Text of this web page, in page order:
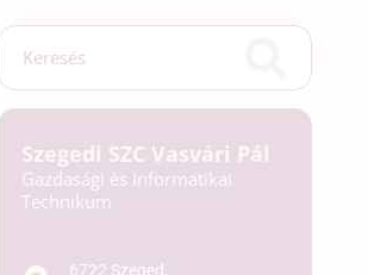
Szegedi SZC Vasvári Pál
Gazdasági és Informatikai
Technikum
6722 Szeged,